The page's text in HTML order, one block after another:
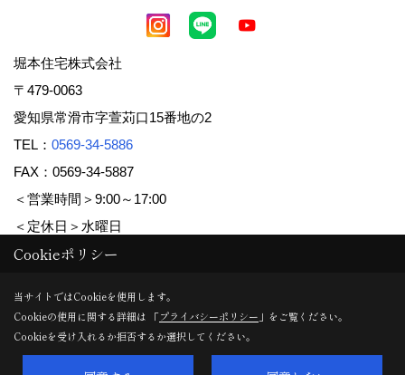
堀本住宅株式会社
〒479-0063
愛知県常滑市字萱苅口15番地の2
TEL： 0569-34-5886
FAX：0569-34-5887
＜営業時間＞9:00～17:00
＜定休日＞水曜日
Copyright (c) 堀本住宅株式会社. All Rights Reserved.
Produced byゴデスクリエイト
Cookieポリシー
当サイトではCookieを使用します。
Cookieの使用に関する詳細は 「プライバシーポリシー 」をご覧ください。
Cookieを受け入れるか拒否するか選択してください。